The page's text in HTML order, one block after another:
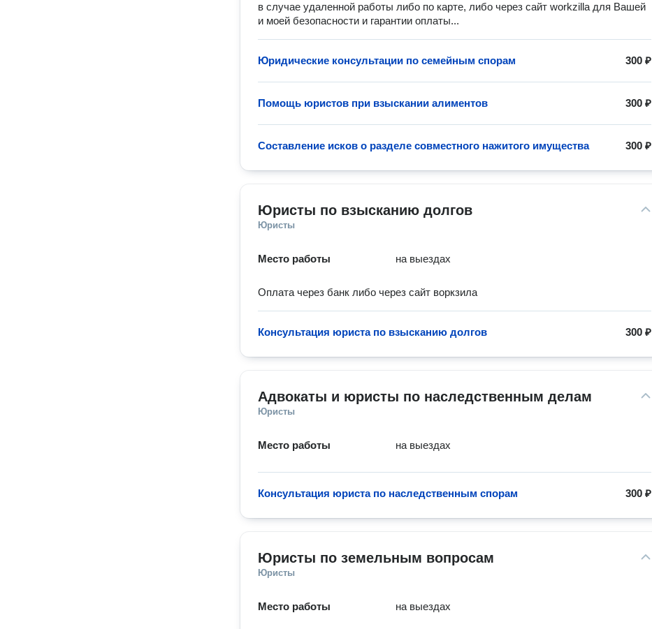
в случае удаленной работы либо по карте, либо через сайт workzilla для Вашей
и моей безопасности и гарантии оплаты...
300 ₽
Юридические консультации по семейным спорам
300 ₽
Помощь юристов при взыскании алиментов
300 ₽
Составление исков о разделе совместного нажитого имущества
Юристы по взысканию долгов
Юристы
Место работы на выездах
Оплата через банк либо через сайт воркзила
300 ₽
Консультация юриста по взысканию долгов
Адвокаты и юристы по наследственным делам
Юристы
Место работы на выездах
300 ₽
Консультация юриста по наследственным спорам
Юристы по земельным вопросам
Юристы
Место работы на выездах